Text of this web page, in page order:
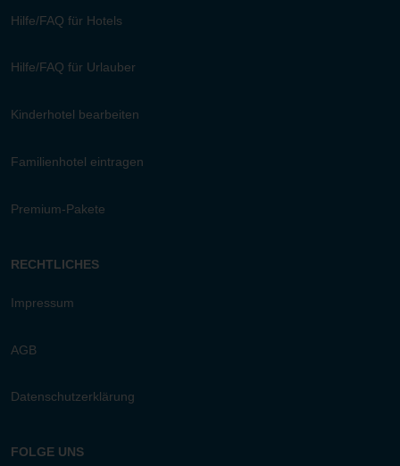
Hilfe/FAQ für Hotels
Hilfe/FAQ für Urlauber
Kinderhotel bearbeiten
Familienhotel eintragen
Premium-Pakete
RECHTLICHES
Impressum
AGB
Datenschutzerklärung
FOLGE UNS